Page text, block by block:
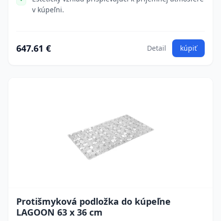
v kúpeľni.
647.61 € Detail kúpiť
Protišmyková podložka do kúpeľne
LAGOON 63 x 36 cm